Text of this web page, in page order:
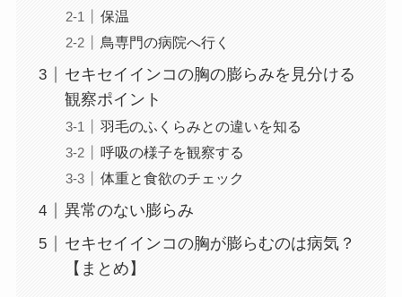
保温
鳥専門の病院へ行く
セキセイインコの胸の膨らみを見分ける
観察ポイント
羽毛のふくらみとの違いを知る
呼吸の様子を観察する
体重と食欲のチェック
異常のない膨らみ
セキセイインコの胸が膨らむのは病気？
【まとめ】